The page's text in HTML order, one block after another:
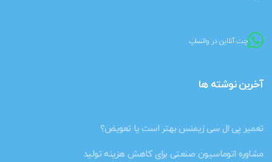
چت آنلاین در واتساپ
آخرین نوشته ها
تعمیر پی ال سی زیمنس بهتر است یا تعویض؟
مشاوره اتوماسیون صنعتی برای کاهش هزینه تولید